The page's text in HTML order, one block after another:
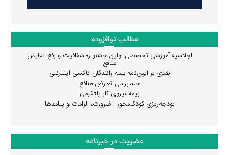
مطالب نوافزوده
اجلاسیه آموزشی تخصصی اولین جشنواره شفافیت و رفع تعارض
منافع
نقدی بر آیین‌نامه بیمه رانندگان تاکسی اینترنتی
حسابرسی تعارض منافع
بیمه نیروی کار پلتفرمی
بودجه‌ریزی کودک‌محور : ضرورت، الزامات و پیامدها
عضویت در خبرنامه